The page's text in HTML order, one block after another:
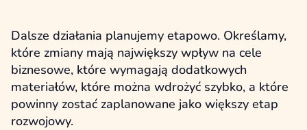
Dalsze działania planujemy etapowo. Określamy,
które zmiany mają największy wpływ na cele
biznesowe, które wymagają dodatkowych
materiałów, które można wdrożyć szybko, a które
powinny zostać zaplanowane jako większy etap
rozwojowy.